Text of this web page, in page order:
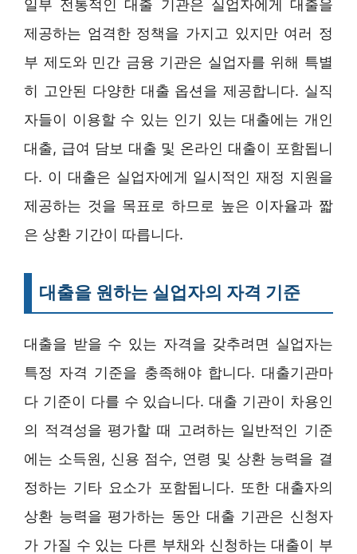
일부 전통적인 대출 기관은 실업자에게 대출을
제공하는 엄격한 정책을 가지고 있지만 여러 정
부 제도와 민간 금융 기관은 실업자를 위해 특별
히 고안된 다양한 대출 옵션을 제공합니다. 실직
자들이 이용할 수 있는 인기 있는 대출에는 개인
대출, 급여 담보 대출 및 온라인 대출이 포함됩니
다. 이 대출은 실업자에게 일시적인 재정 지원을
제공하는 것을 목표로 하므로 높은 이자율과 짧
은 상환 기간이 따릅니다.
대출을 원하는 실업자의 자격 기준
대출을 받을 수 있는 자격을 갖추려면 실업자는
특정 자격 기준을 충족해야 합니다. 대출기관마
다 기준이 다를 수 있습니다. 대출 기관이 차용인
의 적격성을 평가할 때 고려하는 일반적인 기준
에는 소득원, 신용 점수, 연령 및 상환 능력을 결
정하는 기타 요소가 포함됩니다. 또한 대출자의
상환 능력을 평가하는 동안 대출 기관은 신청자
가 가질 수 있는 다른 부채와 신청하는 대출이 부